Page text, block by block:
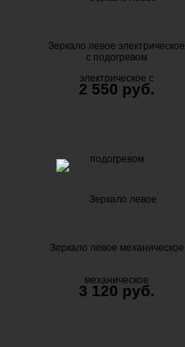
Зеркало левое электрическое
с подогревом
2 550 руб.
Зеркало левое механическое
3 120 руб.